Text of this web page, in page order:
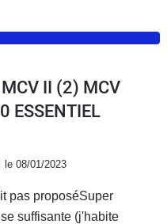
II (2) MCV
ESSENTIEL
le 08/01/2023
pas proposéSuper
suffisante (j'habite